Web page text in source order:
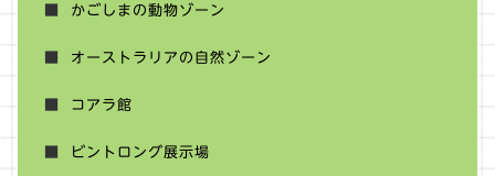
かごしまの動物ゾーン
オーストラリアの自然ゾーン
コアラ館
ビントロング展示場